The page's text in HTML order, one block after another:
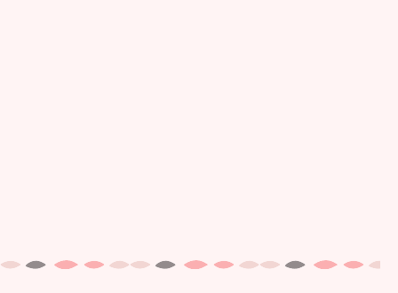
未就園児クラス